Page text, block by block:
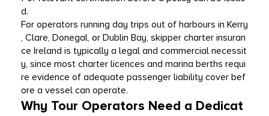
d.
For operators running day trips out of harbours in Kerry
, Clare, Donegal, or Dublin Bay, skipper charter insuran
ce Ireland is typically a legal and commercial necessit
y, since most charter licences and marina berths requi
re evidence of adequate passenger liability cover bef
ore a vessel can operate.
Why Tour Operators Need a Dedicat